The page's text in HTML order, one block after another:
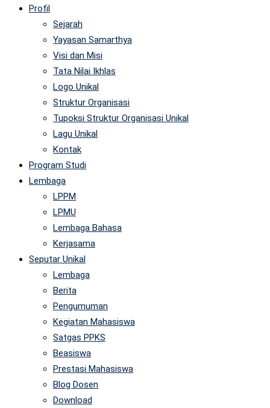
Profil
Sejarah
Yayasan Samarthya
Visi dan Misi
Tata Nilai Ikhlas
Logo Unikal
Struktur Organisasi
Tupoksi Struktur Organisasi Unikal
Lagu Unikal
Kontak
Program Studi
Lembaga
LPPM
LPMU
Lembaga Bahasa
Kerjasama
Seputar Unikal
Lembaga
Berita
Pengumuman
Kegiatan Mahasiswa
Satgas PPKS
Beasiswa
Prestasi Mahasiswa
Blog Dosen
Download